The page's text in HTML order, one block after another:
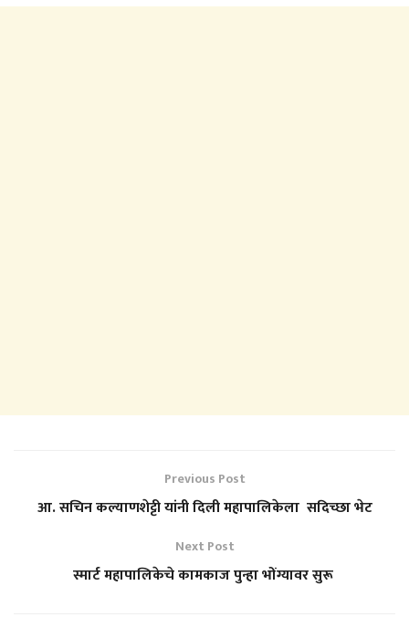
Previous Post
आ. सचिन कल्याणशेट्टी यांनी दिली महापालिकेला सदिच्छा भेट
Next Post
स्मार्ट महापालिकेचे कामकाज पुन्हा भोंग्यावर सुरू